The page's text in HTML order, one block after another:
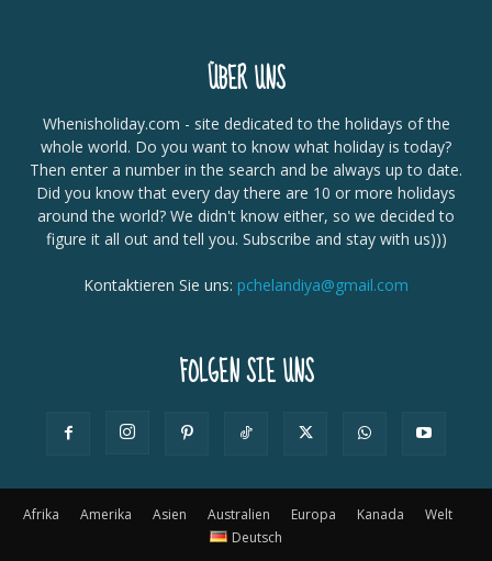
ÜBER UNS
Whenisholiday.com - site dedicated to the holidays of the
whole world. Do you want to know what holiday is today?
Then enter a number in the search and be always up to date.
Did you know that every day there are 10 or more holidays
around the world? We didn't know either, so we decided to
figure it all out and tell you. Subscribe and stay with us)))
Kontaktieren Sie uns: pchelandiya@gmail.com
FOLGEN SIE UNS
Afrika Amerika Asien Australien Europa Kanada
Welt
Deutsch